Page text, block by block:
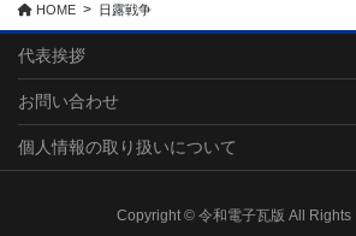
HOME 日露戦争
代表挨拶
お問い合わせ
個人情報の取り扱いについて
Copyright © 令和電子瓦版 All Rights